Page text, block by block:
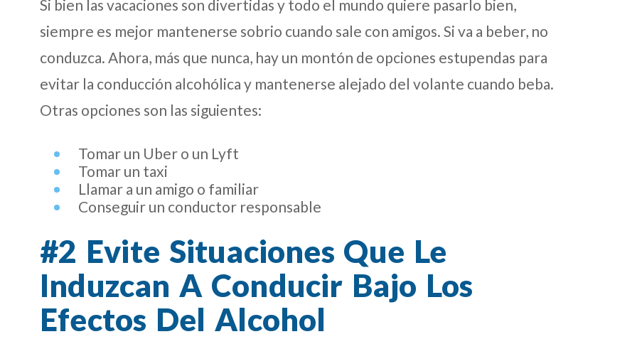
Si bien las vacaciones son divertidas y todo el mundo quiere pasarlo bien,
siempre es mejor mantenerse sobrio cuando sale con amigos. Si va a beber, no
conduzca. Ahora, más que nunca, hay un montón de opciones estupendas para
evitar la conducción alcohólica y mantenerse alejado del volante cuando beba.
Otras opciones son las siguientes:
Tomar un Uber o un Lyft
Tomar un taxi
Llamar a un amigo o familiar
Conseguir un conductor responsable
#2 Evite Situaciones Que Le
Induzcan A Conducir Bajo Los
Efectos Del Alcohol